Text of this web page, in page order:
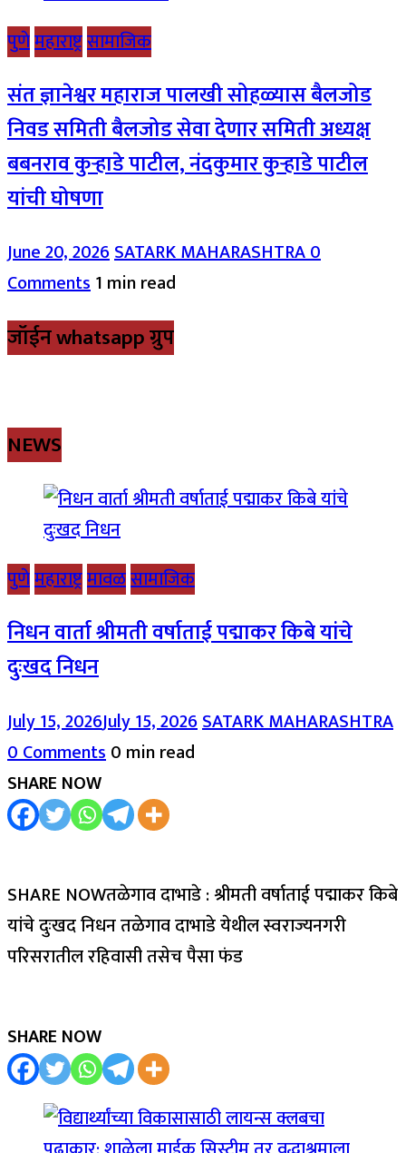
पुणेमहाराष्ट्रसामाजिक
संत ज्ञानेश्वर महाराज पालखी सोहळ्यास बैलजोड
निवड समिती बैलजोड सेवा देणार समिती अध्यक्ष
बबनराव कुऱ्हाडे पाटील, नंदकुमार कुऱ्हाडे पाटील
यांची घोषणा
June 20, 2026SATARK MAHARASHTRA0
Comments1 min read
जॉईन whatsapp ग्रुप
NEWS
पुणेमहाराष्ट्रमावळसामाजिक
निधन वार्ता श्रीमती वर्षाताई पद्माकर किबे यांचे
दुःखद निधन
July 15, 2026July 15, 2026SATARK MAHARASHTRA
0 Comments0 min read
SHARE NOW
SHARE NOWतळेगाव दाभाडे : श्रीमती वर्षाताई पद्माकर किबे
यांचे दुःखद निधन तळेगाव दाभाडे येथील स्वराज्यनगरी
परिसरातील रहिवासी तसेच पैसा फंड
SHARE NOW